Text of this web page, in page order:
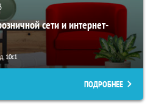
сети и интернет-
10с1
ПОДРОБНЕЕ